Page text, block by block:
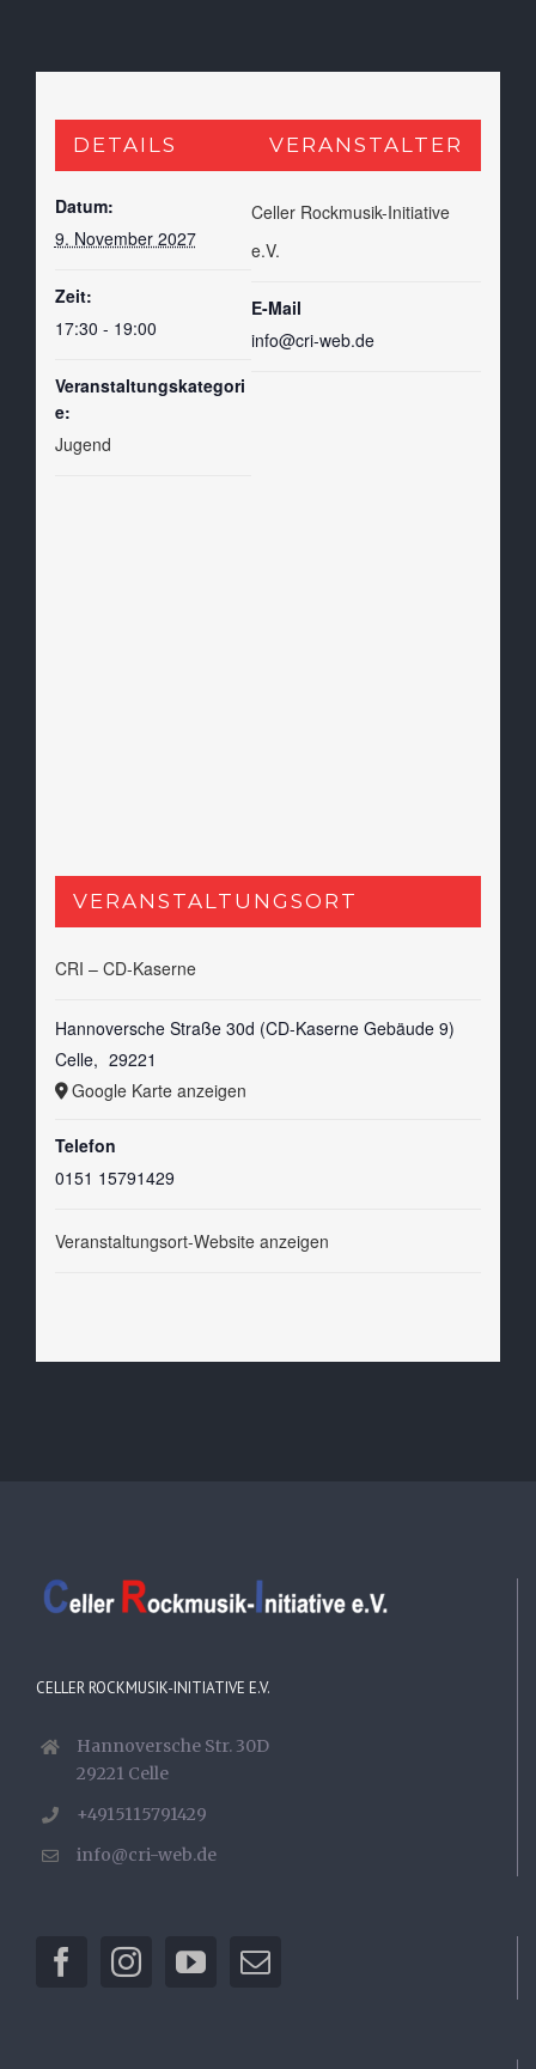
DETAILS
Datum:
9. November 2027
Zeit:
17:30 - 19:00
Veranstaltungskategori
e:
Jugend
VERANSTALTER
Celler Rockmusik-Initiative
e.V.
E-Mail
info@cri-web.de
VERANSTALTUNGSORT
CRI – CD-Kaserne
Hannoversche Straße 30d (CD-Kaserne Gebäude 9)
Celle, 29221
Google Karte anzeigen
Telefon
0151 15791429
Veranstaltungsort-Website anzeigen
CELLER ROCKMUSIK-INITIATIVE E.V.
Hannoversche Str. 30D
29221 Celle
+4915115791429
info@cri-web.de